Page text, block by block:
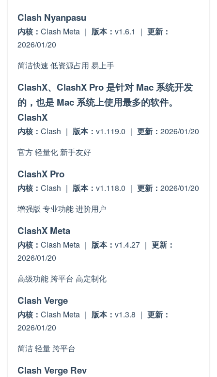
Clash Nyanpasu
内核： Clash Meta ｜ 版本： v1.6.1 ｜ 更新：
2026/01/20
简洁快速 低资源占用 易上手
ClashX、ClashX Pro 是针对 Mac 系统开发
的，也是 Mac 系统上使用最多的软件。
ClashX
内核： Clash ｜ 版本： v1.119.0 ｜ 更新： 2026/01/20
官方轻量化 新手友好
ClashX Pro
内核： Clash ｜ 版本： v1.118.0 ｜ 更新： 2026/01/20
增强版 专业功能进阶用户
ClashX Meta
内核： Clash Meta ｜ 版本： v1.4.27 ｜ 更新：
2026/01/20
高级功能 跨平台 高定制化
Clash Verge
内核： Clash Meta ｜ 版本： v1.3.8 ｜ 更新：
2026/01/20
简洁轻量 跨平台
Clash Verge Rev